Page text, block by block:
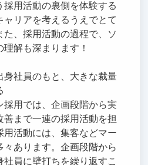
採用活動の裏側を体験する
ャリアを考えるうえでとて
た、採用活動の過程で、ソ
解も深まります！
身社員のもと、大きな裁量
採用では、企画段階から実
まで一連の採用活動を担
用活動には、集客などマー
あります。企画段階から
員に壁打ちを繰り返すこ